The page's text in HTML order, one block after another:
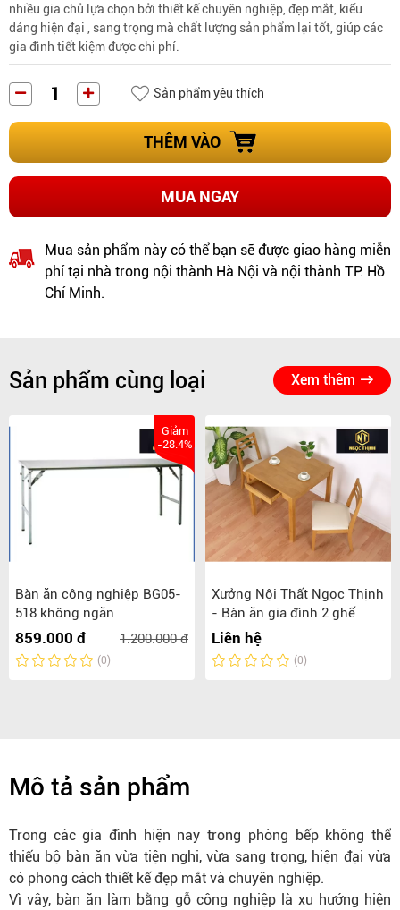
nhiều gia chủ lựa chọn bởi thiết kế chuyên nghiệp, đẹp mắt, kiểu
dáng hiện đại , sang trọng mà chất lượng sản phẩm lại tốt, giúp các
gia đình tiết kiệm được chi phí.
Sản phẩm yêu thích
THÊM VÀO
MUA NGAY
Mua sản phẩm này có thể bạn sẽ được giao hàng miễn
phí tại nhà trong nội thành Hà Nội và nội thành TP. Hồ
Chí Minh.
Sản phẩm cùng loại Xem thêm
Giảm
-28.4%
Bàn ăn công nghiệp BG05-
518 không ngăn
859.000 đ 1.200.000 đ
(0)
Xưởng Nội Thất Ngọc Thịnh
- Bàn ăn gia đình 2 ghế
Liên hệ
(0)
Mô tả sản phẩm
Trong các gia đình hiện nay trong phòng bếp không thể
thiếu bộ bàn ăn vừa tiện nghi, vừa sang trọng, hiện đại vừa
có phong cách thiết kế đẹp mắt và chuyên nghiệp.
Vì vây, bàn ăn làm bằng gỗ công nghiệp là xu hướng hiện